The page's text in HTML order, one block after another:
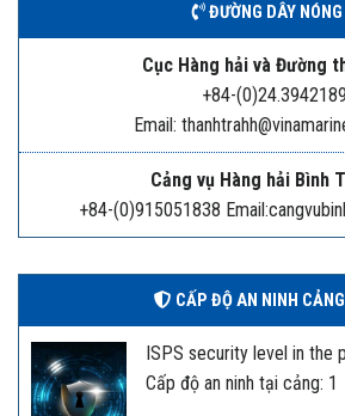
ĐƯỜNG DÂY NÓNG
Cục Hàng hải và Đường
+84-
Email:
Cảng vụ Hàng hải Bình
+84-(0)915051838
CẤP ĐỘ AN NINH
ISPS security level in the
Cấp độ an ninh tại cảng: 1